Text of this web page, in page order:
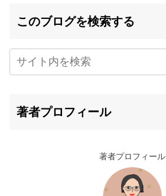
このブログを検索する
著者プロフィール
著者プロフィール